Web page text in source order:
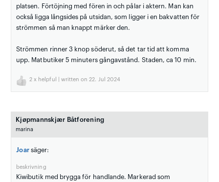
platsen. Förtöjning med fören in och pålar i aktern. Man kan
också ligga långsides på utsidan, som ligger i en bakvatten för
strömmen så man knappt märker den.
Strömmen rinner 3 knop söderut, så det tar tid att komma
upp. Matbutiker 5 minuters gångavstånd. Staden, ca 10 min.
2 x helpful | written on 22. Jul 2024
Kjøpmannskjær Båtforening
marina
Joar säger:
beskrivning
Kiwibutik med brygga för handlande. Markerad som